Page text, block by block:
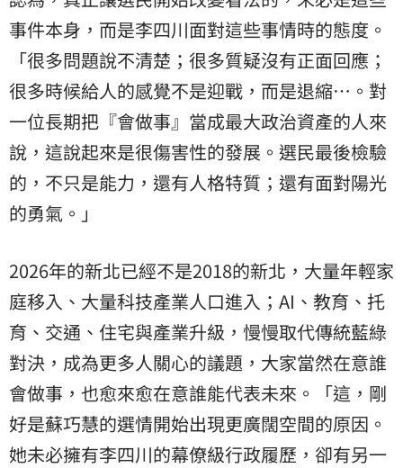
事件本身，而是李四川面對這些事情時的態度。
「很多問題說不清楚；很多質疑沒有正面回應；
很多時候給人的感覺不是迎戰，而是退縮⋯。對
一位長期把『會做事』當成最大政治資產的人來
說，這說起來是很傷害性的發展。選民最後檢驗
的，不只是能力，還有人格特質；還有面對陽光
的勇氣。」
2026年的新北已經不是2018的新北，大量年輕家
庭移入、大量科技產業人口進入；AI、教育、托
育、交通、住宅與產業升級，慢慢取代傳統藍綠
對決，成為更多人關心的議題，大家當然在意誰
會做事，也愈來愈在意誰能代表未來。「這，剛
好是蘇巧慧的選情開始出現更廣闊空間的原因。
她未必擁有李四川的幕僚級行政履歷，卻有另一